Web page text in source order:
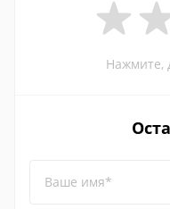
Нажмите,
Ваше имя*